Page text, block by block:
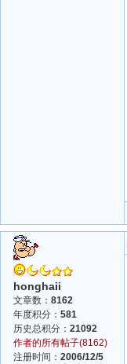
honghaii
文章数： 8162
年度积分： 581
历史总积分： 21092
作者的所有帖子(8162)
注册时间： 2006/12/5